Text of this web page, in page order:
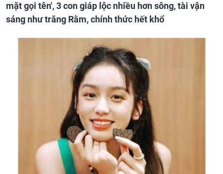
mặt gọi tên', 3 con giáp lộc nhiều hơn sông, tài vận
sáng như trăng Rằm, chính thức hết khổ